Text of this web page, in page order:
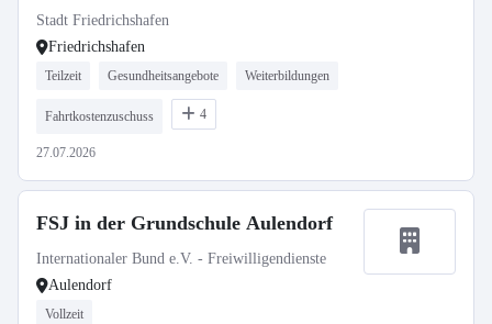
Stadt Friedrichshafen
Friedrichshafen
Teilzeit Gesundheitsangebote Weiterbildungen
Fahrtkostenzuschuss 4
27.07.2026
FSJ in der Grundschule Aulendorf
Internationaler Bund e.V. - Freiwilligendienste
Aulendorf
Vollzeit